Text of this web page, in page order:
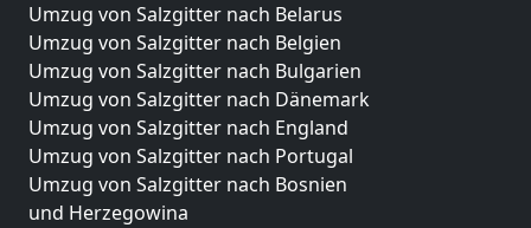
Umzug von Salzgitter nach Belarus
Umzug von Salzgitter nach Belgien
Umzug von Salzgitter nach Bulgarien
Umzug von Salzgitter nach Dänemark
Umzug von Salzgitter nach England
Umzug von Salzgitter nach Portugal
Umzug von Salzgitter nach Bosnien
und Herzegowina